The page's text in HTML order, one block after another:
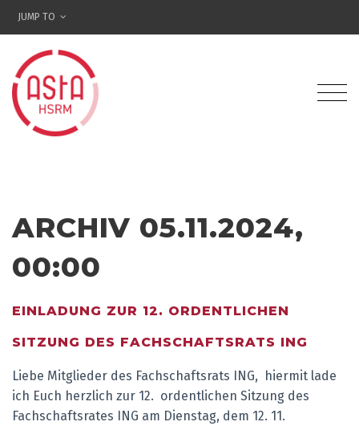
JUMP TO
ARCHIV 05.11.2024,
00:00
EINLADUNG ZUR 12. ORDENTLICHEN
SITZUNG DES FACHSCHAFTSRATS ING
Liebe Mitglieder des Fachschaftsrats ING, hiermit lade
ich Euch herzlich zur 12. ordentlichen Sitzung des
Fachschaftsrates ING am Dienstag, dem 12. 11.